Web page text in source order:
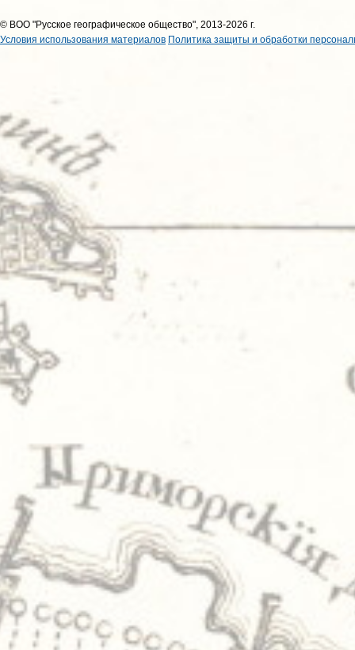
© ВОО "Русское географическое общество", 2013-2026 г.
Условия использования материалов Политика защиты и обработки